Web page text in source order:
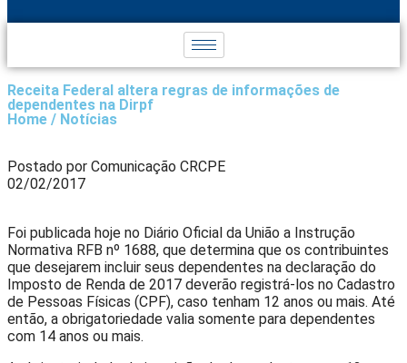
Receita Federal altera regras de informações de
dependentes na Dirpf
Home / Notícias
Postado por Comunicação CRCPE
02/02/2017
Foi publicada hoje no Diário Oficial da União a Instrução
Normativa RFB nº 1688, que determina que os contribuintes
que desejarem incluir seus dependentes na declaração do
Imposto de Renda de 2017 deverão registrá-los no Cadastro
de Pessoas Físicas (CPF), caso tenham 12 anos ou mais. Até
então, a obrigatoriedade valia somente para dependentes
com 14 anos ou mais.